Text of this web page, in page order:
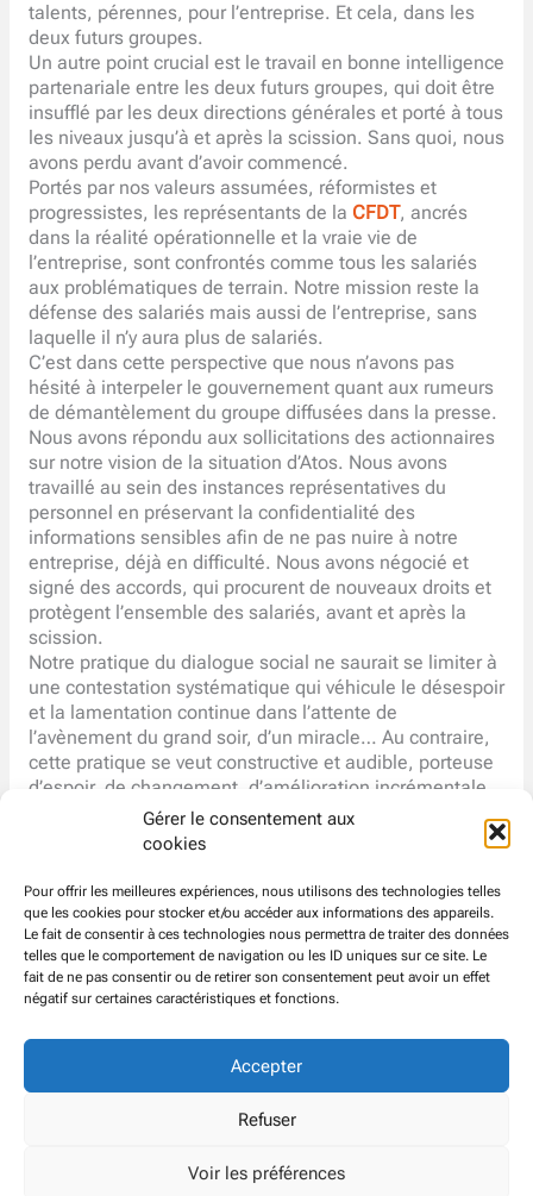
Gérer le consentement aux
cookies
Pour offrir les meilleures expériences, nous utilisons des technologies telles
que les cookies pour stocker et/ou accéder aux informations des appareils.
Le fait de consentir à ces technologies nous permettra de traiter des données
telles que le comportement de navigation ou les ID uniques sur ce site. Le
fait de ne pas consentir ou de retirer son consentement peut avoir un effet
négatif sur certaines caractéristiques et fonctions.
Accepter
Refuser
Voir les préférences
talents, pérennes, pour l’entreprise. Et cela, dans les
deux futurs groupes.
Un autre point crucial est le travail en bonne intelligence
partenariale entre les deux futurs groupes, qui doit être
insufflé par les deux directions générales et porté à tous
les niveaux jusqu’à et après la scission. Sans quoi, nous
avons perdu avant d’avoir commencé.
Portés par nos valeurs assumées, réformistes et
progressistes, les représentants de la CFDT, ancrés
dans la réalité opérationnelle et la vraie vie de
l’entreprise, sont confrontés comme tous les salariés
aux problématiques de terrain. Notre mission reste la
défense des salariés mais aussi de l’entreprise, sans
laquelle il n’y aura plus de salariés.
C’est dans cette perspective que nous n’avons pas
hésité à interpeler le gouvernement quant aux rumeurs
de démantèlement du groupe diffusées dans la presse.
Nous avons répondu aux sollicitations des actionnaires
sur notre vision de la situation d’Atos. Nous avons
travaillé au sein des instances représentatives du
personnel en préservant la confidentialité des
informations sensibles afin de ne pas nuire à notre
entreprise, déjà en difficulté. Nous avons négocié et
signé des accords, qui procurent de nouveaux droits et
protègent l’ensemble des salariés, avant et après la
scission.
Notre pratique du dialogue social ne saurait se limiter à
une contestation systématique qui véhicule le désespoir
et la lamentation continue dans l’attente de
l’avènement du grand soir, d’un miracle… Au contraire,
cette pratique se veut constructive et audible, porteuse
d’espoir, de changement, d’amélioration incrémentale.
Elle suscite souvent de violentes attaques, des
calomnies, l’invective de nos détracteurs connus ou
LaCFDT Atos a une ligne claire, en cohérence avec les
valeurs incarnées par Laurent Berger. Nous sécurisons
de manière imperturbable l’avenir des salariés, nous
l’avons démontré à plusieurs reprises, depuis toujours
et continuerons à le faire ! Vous pouvez compter sur
nous !
Regardez notre vidéo YouTube